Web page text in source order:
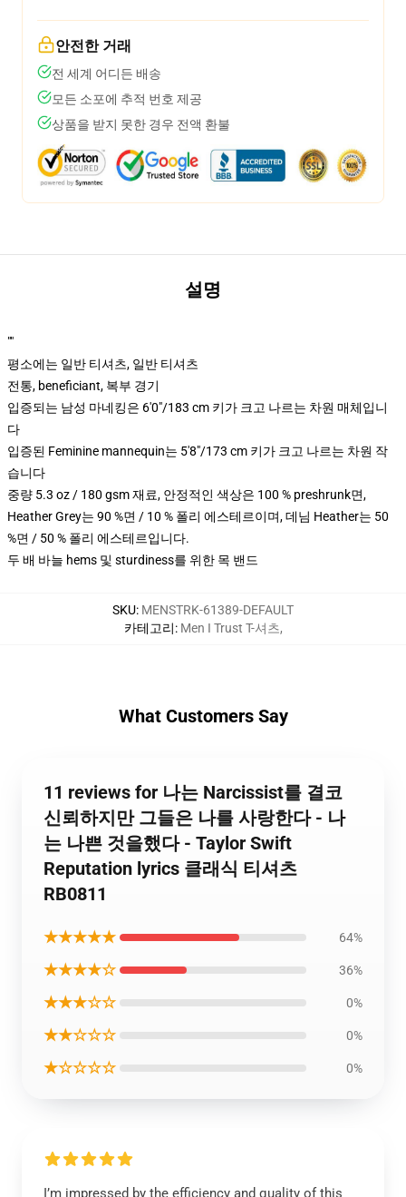
안전한 거래
전 세계 어디든 배송
모든 소포에 추적 번호 제공
상품을 받지 못한 경우 전액 환불
설명
""
평소에는 일반 티셔츠, 일반 티셔츠
전통, beneficiant, 복부 경기
입증되는 남성 마네킹은 6'0"/183 cm 키가 크고 나르는 차원 매체입니
다
입증된 Feminine mannequin는 5'8"/173 cm 키가 크고 나르는 차원 작
습니다
중량 5.3 oz / 180 gsm 재료, 안정적인 색상은 100 % preshrunk면,
Heather Grey는 90 %면 / 10 % 폴리 에스테르이며, 데님 Heather는 50
%면 / 50 % 폴리 에스테르입니다.
두 배 바늘 hems 및 sturdiness를 위한 목 밴드
SKU: MENSTRK-61389-DEFAULT
카테고리: Men I Trust T-셔츠,
What Customers Say
11 reviews for 나는 Narcissist를 결코
신뢰하지만 그들은 나를 사랑한다 - 나
는 나쁜 것을했다 - Taylor Swift
Reputation lyrics 클래식 티셔츠
RB0811
★★★★★ 64%
★★★★☆ 36%
★★★☆☆ 0%
★★☆☆☆ 0%
★☆☆☆☆ 0%
I’m impressed by the efficiency and quality of this